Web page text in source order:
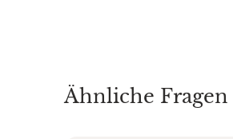
Ähnliche Fragen